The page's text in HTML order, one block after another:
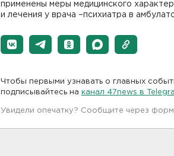
применены меры медицинского
и лечения у врача –психиатра в
Чтобы первыми узнавать о главных
подписывайтесь на канал 47news в
Увидели опечатку? Сообщите через